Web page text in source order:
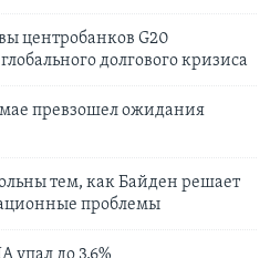
центробанков G20
долгового кризиса
превзошел ожидания
тем, как Байден решает
проблемы